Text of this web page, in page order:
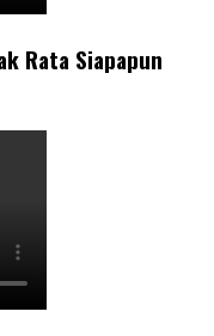
Rata Siapapun